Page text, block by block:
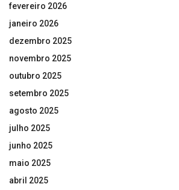
fevereiro 2026
janeiro 2026
dezembro 2025
novembro 2025
outubro 2025
setembro 2025
agosto 2025
julho 2025
junho 2025
maio 2025
abril 2025